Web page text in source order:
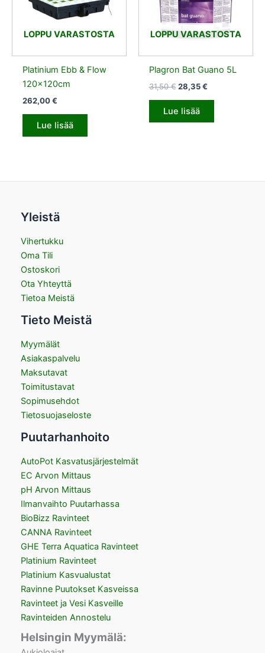
LOPPU VARASTOSTA
Platinium Ebb & Flow
120x120cm
262,00€
Lue lisää
LOPPU VARASTOSTA
Plagron Bat Guano 5L
31,50€ 28,35€
Lue lisää
Yleistä
Vihertukku
Oma Tili
Ostoskori
Ota Yhteyttä
Tietoa Meistä
Tieto Meistä
Myymälät
Asiakaspalvelu
Maksutavat
Toimitustavat
Sopimusehdot
Tietosuojaseloste
Puutarhanhoito
AutoPot Kasvatusjärjestelmät
EC Arvon Mittaus
pH Arvon Mittaus
Ilmanvaihto Puutarhassa
BioBizz Ravinteet
CANNA Ravinteet
GHE Terra Aquatica Ravinteet
Platinium Ravinteet
Platinium Kasvualustat
Ravinne Puutokset Kasveissa
Ravinteet ja Vesi Kasveille
Ravinteiden Annostelu
Helsingin Myymälä: